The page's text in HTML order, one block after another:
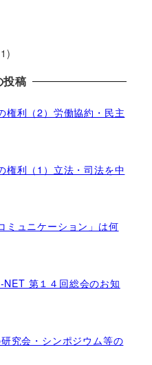
投稿
権利（2）労働協約・民主
権利（1）立法・司法を中
ミュニケーション」は何
第１４回総会のお知
究会・シンポジウム等の